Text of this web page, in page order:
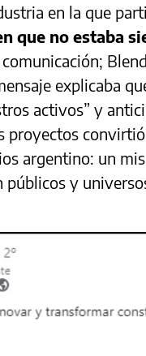
en la que
que no estaba
explicaba
activos” y
proyectos
argentino: un
públicos y